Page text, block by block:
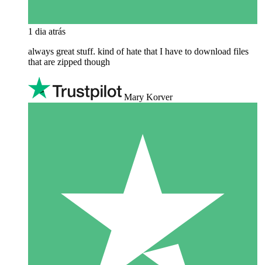
1 dia atrás
always great stuff. kind of hate that I have to download files
that are zipped though
Mary Korver